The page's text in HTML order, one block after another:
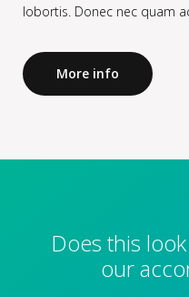
lobortis. Donec nec quam
More info
Does this
our